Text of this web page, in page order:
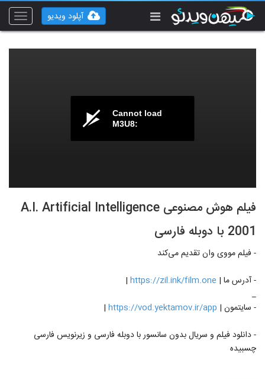
Toggle
آپلود ویدیو
Cannot load
M3U8:
فیلم هوش مصنوعی A.I. Artificial Intelligence
2001 با دوبله فارسی
- فیلم مووی وان تقدیم می‌کند
- آدرس ما | https://zil.ink/film.one
|
_
- سایتمون | https://vod.yektamov.ir/app
|
- دانلود فیلم و سریال بدون سانسور با دوبله فارسی و زیرنویس فارسی
چسبیده